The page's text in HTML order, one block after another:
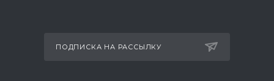
ПОДПИСКА НА РАССЫЛКУ